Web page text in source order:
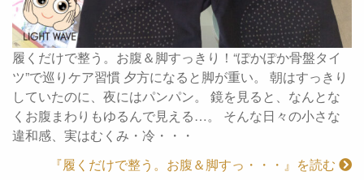
履くだけで整う。お腹＆脚すっきり！“ぽかぽか骨盤タイ
ツ”で巡りケア習慣 夕方になると脚が重い。 朝はすっきり
していたのに、夜にはパンパン。 鏡を見ると、なんとな
くお腹まわりもゆるんで見える…。 そんな日々の小さな
違和感、実はむくみ・冷・・・
『履くだけで整う。お腹＆脚すっ・・・』を読む